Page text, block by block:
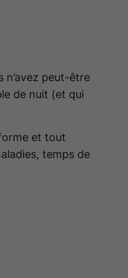
n’avez peut-être
de nuit (et qui
et tout
temps de